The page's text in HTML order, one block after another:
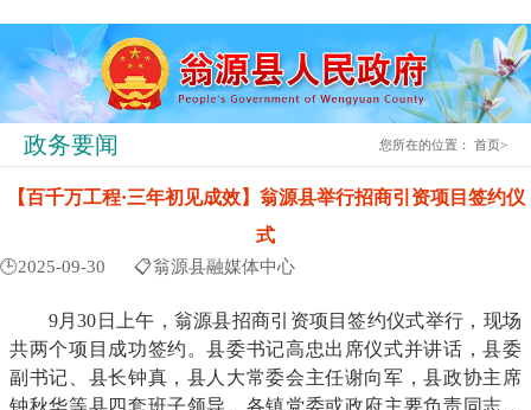
政务要闻 您所在的位置：首页>
【百千万工程·三年初见成效】翁源县举行招商引资项目签约仪
式
🕒2025-09-30 📋翁源县融媒体中心
9月30日上午，翁源县招商引资项目签约仪式举行，现场
共两个项目成功签约。县委书记高忠出席仪式并讲话，县委
副书记、县长钟真，县人大常委会主任谢向军，县政协主席